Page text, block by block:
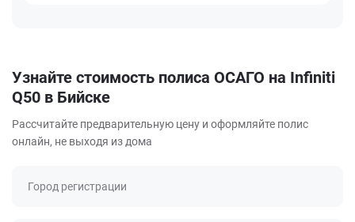
Узнайте стоимость полиса ОСАГО на Infiniti
Q50 в Бийске
Рассчитайте предварительную цену и оформляйте полис
онлайн, не выходя из дома
Город регистрации